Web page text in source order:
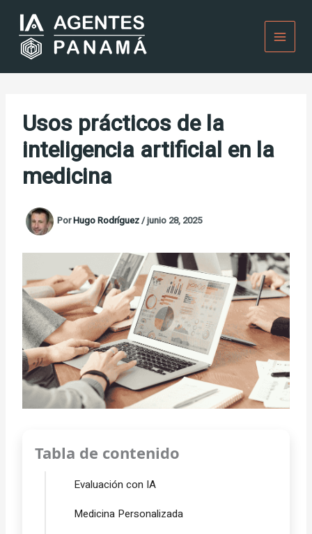
contenido
Usos prácticos de la
inteligencia artificial en la
medicina
PorHugo Rodríguez/junio 28, 2025
Tabla de contenido
Evaluación con IA
Medicina Personalizada